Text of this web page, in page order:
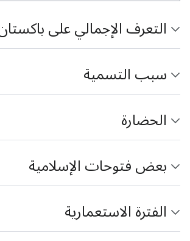
التعرف الإجمالي على
سبب التسمية
الحضارة
بعض فتوحات الإسلامية
الفترة الاستعمارية